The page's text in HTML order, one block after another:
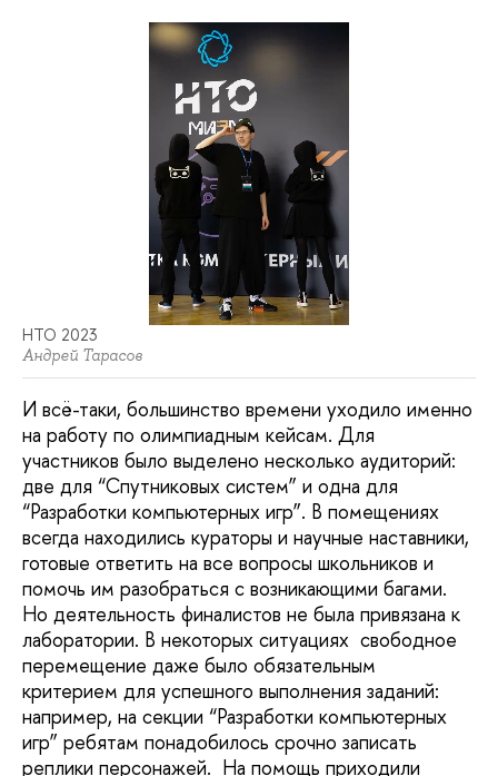
НТО 2023
Андрей Тарасов
И всё-таки, большинство времени уходило именно
на работу по олимпиадным кейсам. Для
участников было выделено несколько аудиторий:
две для “Спутниковых систем” и одна для
“Разработки компьютерных игр”. В помещениях
всегда находились кураторы и научные наставники,
готовые ответить на все вопросы школьников и
помочь им разобраться с возникающими багами.
Но деятельность финалистов не была привязана к
лаборатории. В некоторых ситуациях свободное
перемещение даже было обязательным
критерием для успешного выполнения заданий:
например, на секции “Разработки компьютерных
игр” ребятам понадобилось срочно записать
реплики персонажей. На помощь приходили